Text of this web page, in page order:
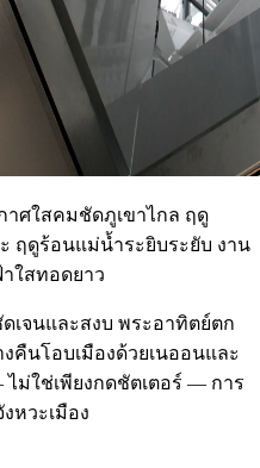
าศใสคมชัดภูเขาไกล ฤดู
ฤดูร้อนแม่น้ำระยิบระยับ งาน
ใสทอดยาว
เจนและสงบ พระอาทิตย์ตก
คืนโอบเมืองด้วยเนออนและ
ม่ใช่เพียงกดชัตเตอร์ — การ
หวะเมือง